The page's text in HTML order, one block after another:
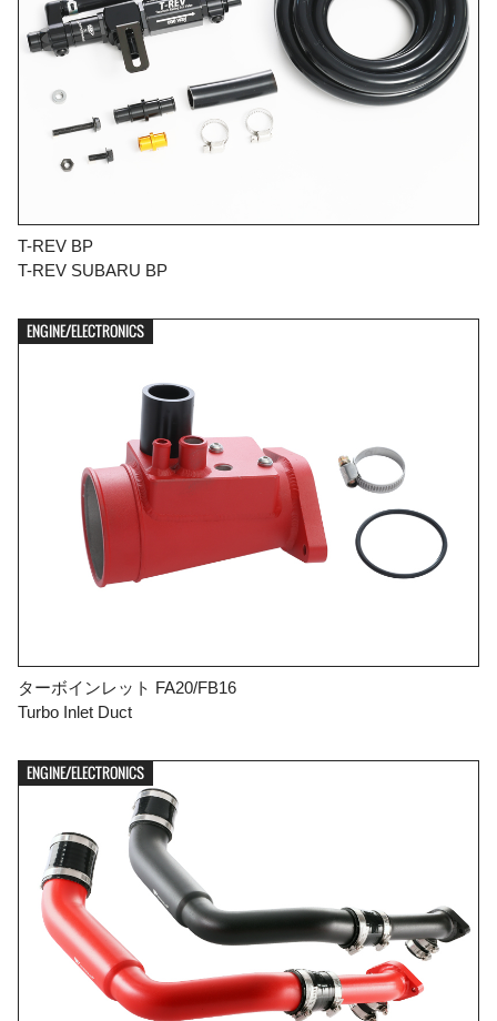
T-REV BP
T-REV SUBARU BP
ENGINE/ELECTRONICS
ターボインレット FA20/FB16
Turbo Inlet Duct
ENGINE/ELECTRONICS